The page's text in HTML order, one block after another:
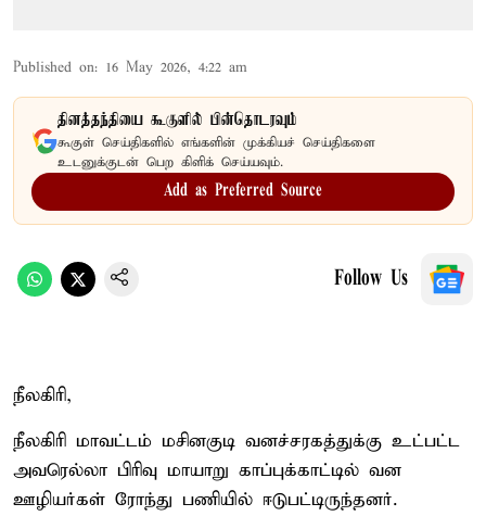
Published on: 16 May 2026, 4:22 am
தினத்தந்தியை கூகுளில் பின்தொடரவும்
கூகுள் செய்திகளில் எங்களின் முக்கியச் செய்திகளை
உடனுக்குடன் பெற கிளிக் செய்யவும்.
Add as Preferred Source
Follow Us
நீலகிரி,
நீலகிரி மாவட்டம் மசினகுடி வனச்சரகத்துக்கு உட்பட்ட
அவரெல்லா பிரிவு மாயாறு காப்புக்காட்டில் வன
ஊழியர்கள் ரோந்து பணியில் ஈடுபட்டிருந்தனர்.